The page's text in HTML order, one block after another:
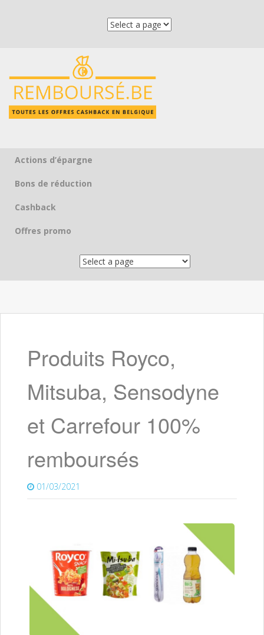
Skip to content
Actions d’épargne
Bons de réduction
Cashback
Offres promo
Produits Royco,
Mitsuba, Sensodyne
et Carrefour 100%
remboursés
01/03/2021